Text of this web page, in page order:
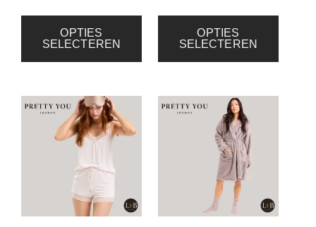
OPTIES
SELECTEREN
OPTIES
SELECTEREN
Dit
product
optie
Dit
optie